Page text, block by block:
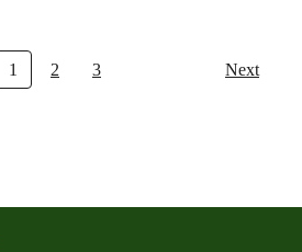
1 2 3 Next